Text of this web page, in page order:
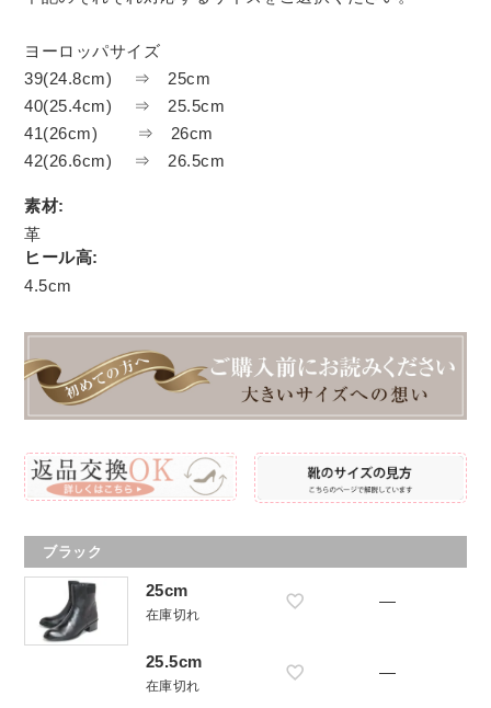
ヨーロッパサイズ
39(24.8cm) ⇒ 25cm
40(25.4cm) ⇒ 25.5cm
41(26cm) ⇒ 26cm
42(26.6cm) ⇒ 26.5cm
素材:
革
ヒール高:
4.5cm
ブラック
25cm
在庫切れ
—
25.5cm
在庫切れ
—